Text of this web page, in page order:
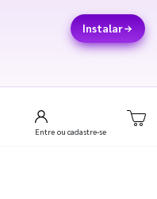
Instalar
Entre ou cadastre-se